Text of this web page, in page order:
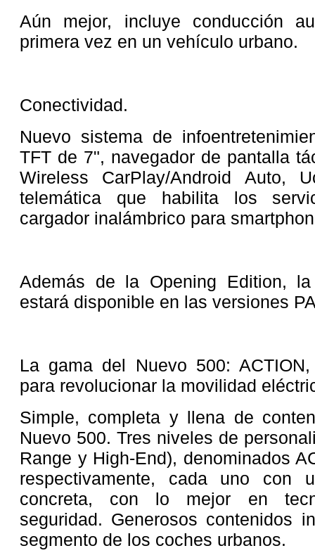
Aún mejor, incluye conducción
primera vez en un vehículo urbano.
Conectividad.
Nuevo sistema de
TFT de 7", navegador de pantalla
Wireless CarPlay/Android Auto,
telemática que habilita los
cargador inalámbrico para
Además de la Opening Edition,
estará disponible en las versiones
La gama del Nuevo 500:
para revolucionar la movilidad
Simple, completa y llena de
Nuevo 500. Tres niveles de
Range y High-End), denominados
respectivamente, cada uno con
concreta, con lo mejor en
seguridad. Generosos contenidos
segmento de los coches urbanos.